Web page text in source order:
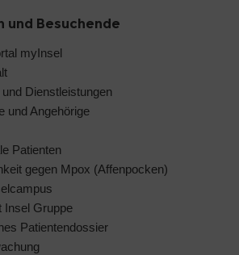
und Besuchende
myInsel
Dienstleistungen
und Angehörige
Patienten
gegen Mpox (Affenpocken)
Insel Gruppe
Patientendossier